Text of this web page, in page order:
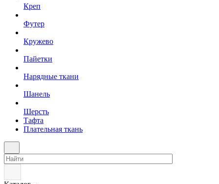
Креп
Футер
Кружево
Пайетки
Нарядные ткани
Шанель
Шерсть
Тафта
Плательная ткань